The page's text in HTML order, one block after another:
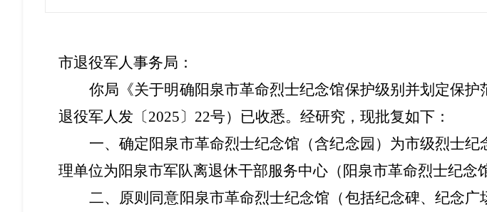
市退役军人事务局：
你局《关于明确阳泉市革命烈士纪念馆保护级别并划定保护
退役军人发〔2025〕 22号） 已收悉。经研究，现批复如下：
一、确定阳泉市革命烈士纪念馆（含纪念园）为市级烈士纪
理单位为阳泉市军队离退休干部服务中心（阳泉市革命烈士纪念
二、 原则同意 阳泉市革命烈士纪念馆（包括纪念碑、纪念广